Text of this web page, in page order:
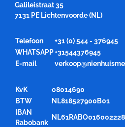
Galileistraat 35
7131 PE Lichtenvoorde (NL)
Telefoon
+31 (0) 544 - 376945
WHATSAPP+31544376945
E-mail
KvK
08014690
BTW
NL818527900B01
IBAN
Rabobank